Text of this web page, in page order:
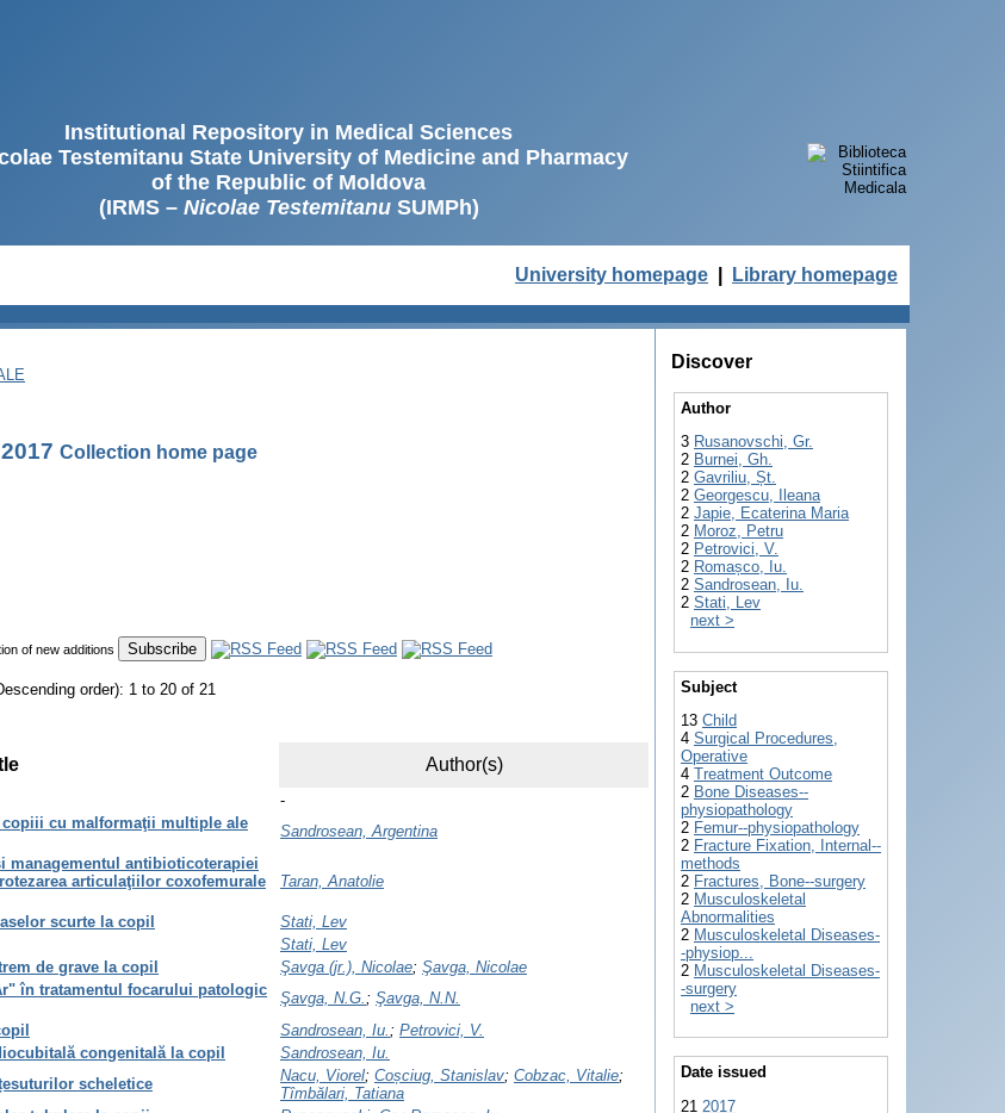
Institutional Repository in Medical Sciences
Testemitanu State University of Medicine and Pharmacy
of the Republic of Moldova
(IRMS – Nicolae TestemitanuSUMPh)
University homepage Library homepage
Collection home page
of new additions
order): 1 to 20 of 21
Author(s)
-
cu malformaţii multiple ale
Sandrosean, Argentina
managementul antibioticoterapiei
articulaţiilor coxofemurale
Taran, Anatolie
scurte la copil
Stati, Lev
Stati, Lev
de grave la copil Şavga (jr.), Nicolae; Şavga, Nicolae
în tratamentul focarului patologic
Şavga, N.G.; Şavga, N.N.
Sandrosean, Iu.; Petrovici, V.
congenitală la copil
Sandrosean, Iu.
scheletice Nacu, Viorel; Coșciug, Stanislav; Cobzac, Vitalie;
Tîmbălari, Tatiana
Discover
Author
3 Rusanovschi, Gr.
2 Burnei, Gh.
2 Gavriliu, Șt.
2 Georgescu, Ileana
2 Japie, Ecaterina Maria
2 Moroz, Petru
2 Petrovici, V.
2 Romașco, Iu.
2 Sandrosean, Iu.
2 Stati, Lev
next >
Subject
13 Child
4 Surgical Procedures,
Operative
4 Treatment Outcome
2 Bone Diseases--
physiopathology
2 Femur--physiopathology
2 Fracture Fixation, Internal--
methods
2 Fractures, Bone--surgery
2 Musculoskeletal
Abnormalities
2 Musculoskeletal Diseases-
-physiop...
2 Musculoskeletal Diseases-
-surgery
next >
Date issued
21 2017